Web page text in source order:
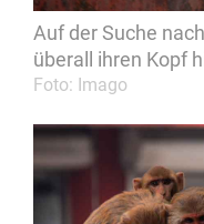
Auf der Suche
überall ihren Kopf
Foto: Imago